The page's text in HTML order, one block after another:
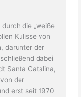
die „weiße
Kulisse von
darunter der
dabei
Santa Catalina,
der
erst seit 1970